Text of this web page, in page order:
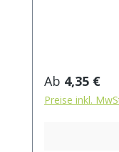
kandierte
kandierte
natürliches
Regulärer
Ab 4,35 €
Preise inkl.